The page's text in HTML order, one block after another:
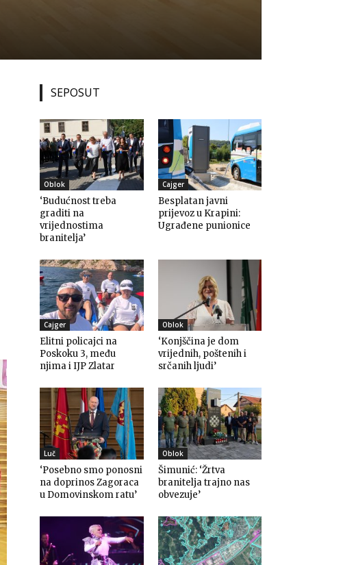
SEPOSUT
Oblok
‘Budućnost treba
graditi na
vrijednostima
branitelja’
Cajger
Besplatan javni
prijevoz u Krapini:
Ugrađene punionice
Cajger
Elitni policajci na
Poskoku 3, među
njima i IJP Zlatar
Oblok
‘Konjščina je dom
vrijednih, poštenih i
srčanih ljudi’
Luč
‘Posebno smo ponosni
na doprinos Zagoraca
u Domovinskom ratu’
Oblok
Šimunić: ‘Žrtva
branitelja trajno nas
obvezuje’